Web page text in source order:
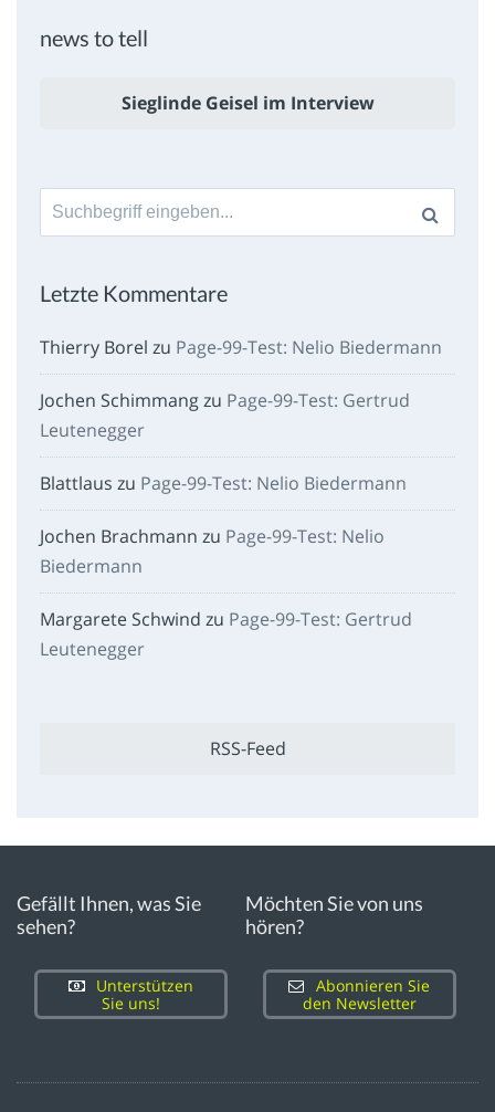
news to tell
Sieglinde Geisel im Interview
Suche
nach:
Letzte Kommentare
Thierry Borel zu Page-99-Test: Nelio Biedermann
Jochen Schimmangzu Page-99-Test: Gertrud
Leutenegger
Blattlaus zu Page-99-Test: Nelio Biedermann
Jochen Brachmann zu Page-99-Test: Nelio
Biedermann
Margarete Schwind zu Page-99-Test: Gertrud
Leutenegger
RSS-Feed
Gefällt Ihnen, was Sie
sehen?
Unterstützen
Sie uns!
Möchten Sie von uns
hören?
Abonnieren Sie
den Newsletter